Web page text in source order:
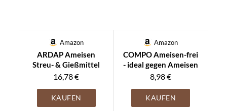
Amazon
ARDAP Ameisen
Streu- & Gießmittel
500g - Ameisengift
Garten -
Ameisenmittel,
16,78 €
KAUFEN
Amazon
COMPO Ameisen-frei
- ideal gegen Ameisen
und Ameisennester -
Ködergranulat zum
Streuen oder Gießen -
8,98 €
KAUFEN